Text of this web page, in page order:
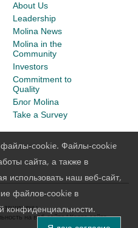
cookie. Файлы-сookie
сайта, а также в
использовать наш веб-сайт,
файлов-cookie в
конфиденциальности.
About Us
Leadership
Molina News
Molina in the
Community
Investors
Commitment to
Quality
Блог Molina
Take a Survey
защищены.
на веб-сайте | Карта сайта